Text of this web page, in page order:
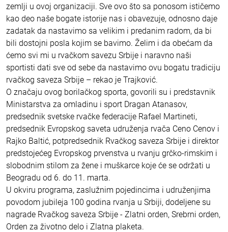
zemlji u ovoj organizaciji. Sve ovo što sa ponosom ističemo
kao deo naše bogate istorije nas i obavezuje, odnosno daje
zadatak da nastavimo sa velikim i predanim radom, da bi
bili dostojni posla kojim se bavimo. Želim i da obećam da
ćemo svi mi u rvačkom savezu Srbije i naravno naši
sportisti dati sve od sebe da nastavimo ovu bogatu tradiciju
rvačkog saveza Srbije – rekao je Trajković.
O značaju ovog borilačkog sporta, govorili su i predstavnik
Ministarstva za omladinu i sport Dragan Atanasov,
predsednik svetske rvačke federacije Rafael Martineti,
predsednik Evropskog saveta udruženja rvača Ceno Cenov i
Rajko Baltić, potpredsednik Rvačkog saveza Srbije i direktor
predstojećeg Evropskog prvenstva u rvanju grčko-rimskim i
slobodnim stilom za žene i muškarce koje će se održati u
Beogradu od 6. do 11. marta.
U okviru programa, zaslužnim pojedincima i udruženjima
povodom jubileja 100 godina rvanja u Srbiji, dodeljene su
nagrade Rvačkog saveza Srbije - Zlatni orden, Srebrni orden,
Orden za životno delo i Zlatna plaketa.